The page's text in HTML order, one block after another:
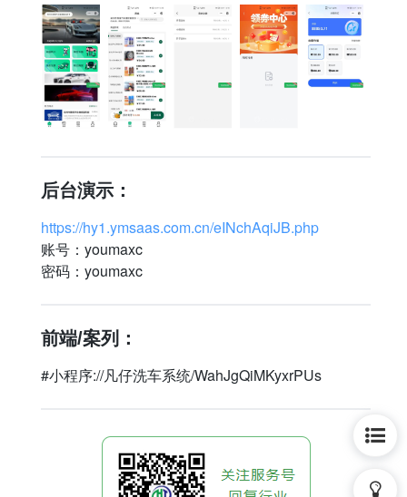
后台演示：
https://hy1.ymsaas.com.cn/eINchAqiJB.php
账号：youmaxc
密码：youmaxc
前端/案列：
#小程序://凡仔洗车系统/WahJgQiMKyxrPUs